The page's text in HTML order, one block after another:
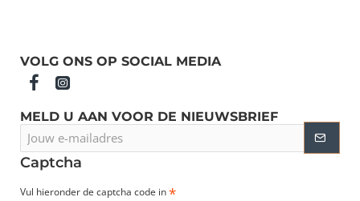
VOLG ONS OP SOCIAL MEDIA
MELD U AAN VOOR DE NIEUWSBRIEF
e-
mailadres
Captcha
Vul hieronder de captcha code in